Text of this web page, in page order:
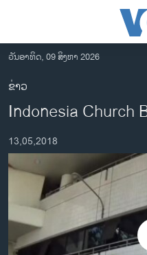
ເຂົ້າ
ຫາ
ຂ້າມ
ຂ້າມ
ໄປ
ຫາ
ຊອກ
ອາເມຣິກາ
ການເລືອກຕັ້ງ ປະທານາທີບໍດີ ສະ
ຂ່າວ​ຈີນ
ເອເຊຍ
ອິດສະຫຼະພາບດ້ານການຂ່າວ
ວັນອາທິດ, 09 ສິງຫາ 2026
ຂ່າວ
Indonesia Church
13,05,2018
No media